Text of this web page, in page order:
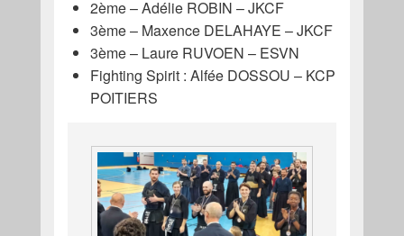
2ème – Adélie ROBIN – JKCF
3ème – Maxence DELAHAYE – JKCF
3ème – Laure RUVOEN – ESVN
Fighting Spirit : Alfée DOSSOU – KCP
POITIERS